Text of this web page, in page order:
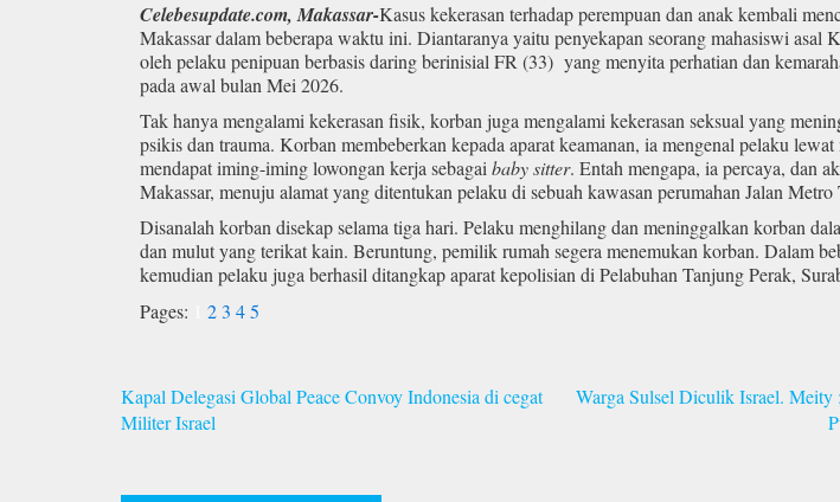
Celebesupdate.com, Makassar-Kasus kekerasan terhadap perempuan dan anak kembali
Makassar dalam beberapa waktu ini. Diantaranya yaitu penyekapan seorang mahasiswi asal
oleh pelaku penipuan berbasis daring berinisial FR (33) yang menyita perhatian dan
pada awal bulan Mei 2026.
Tak hanya mengalami kekerasan fisik, korban juga mengalami kekerasan seksual yang
psikis dan trauma. Korban membeberkan kepada aparat keamanan, ia mengenal pelaku lewat
mendapat iming-iming lowongan kerja sebagai baby sitter. Entah mengapa, ia percaya, dan
Makassar, menuju alamat yang ditentukan pelaku di sebuah kawasan perumahan Jalan
Disanalah korban disekap selama tiga hari. Pelaku menghilang dan meninggalkan korban
dan mulut yang terikat kain. Beruntung, pemilik rumah segera menemukan korban. Dalam
kemudian pelaku juga berhasil ditangkap aparat kepolisian di Pelabuhan Tanjung Perak,
Pages:
23 45
Navigasi
pos
Kapal Delegasi Global Peace Convoy Indonesia di cegat
Militer Israel
Warga Sulsel Diculik Israel.